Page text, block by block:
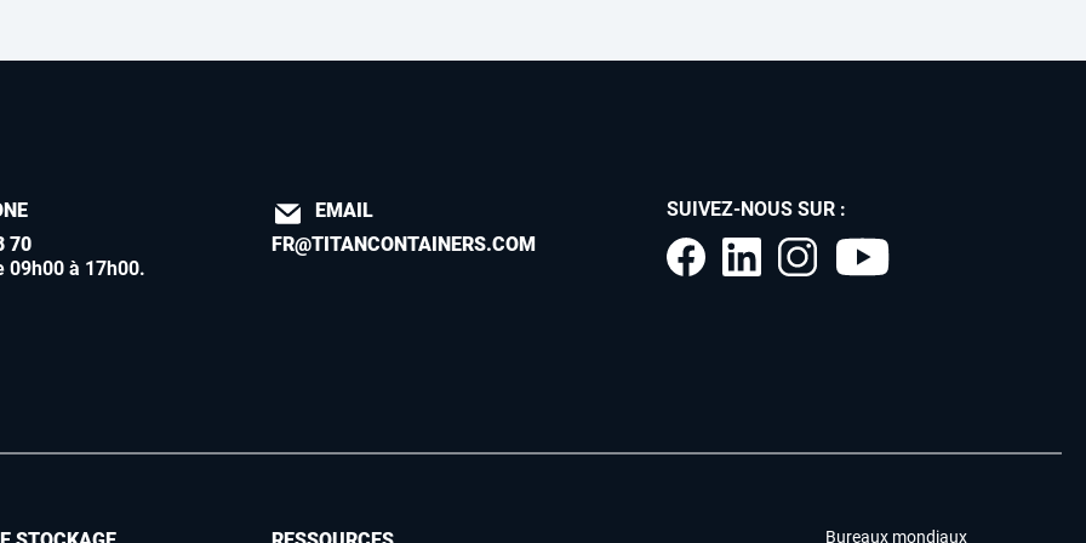
70
09h00 à 17h00.
EMAIL
FR@TITANCONTAINERS.COM
SUIVEZ-NOUS SUR :
Bureaux mondiaux